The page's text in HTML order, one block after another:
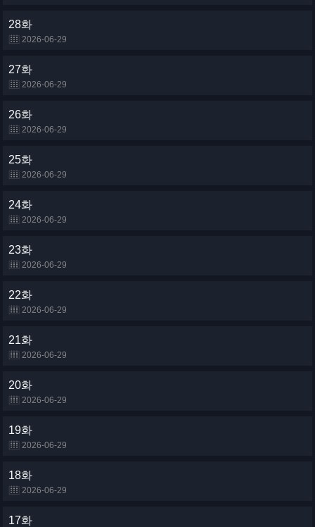
28화
2026-06-29
27화
2026-06-29
26화
2026-06-29
25화
2026-06-29
24화
2026-06-29
23화
2026-06-29
22화
2026-06-29
21화
2026-06-29
20화
2026-06-29
19화
2026-06-29
18화
2026-06-29
17화